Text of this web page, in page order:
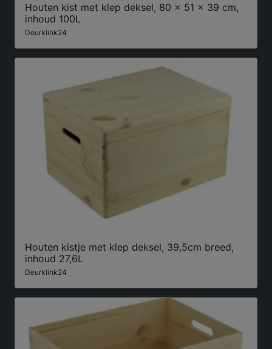
Houten kist met klep deksel, 80 x 51 x 39 cm,
inhoud 100L
Deurklink24
Houten kistje met klep deksel, 39,5cm breed,
inhoud 27,6L
Deurklink24